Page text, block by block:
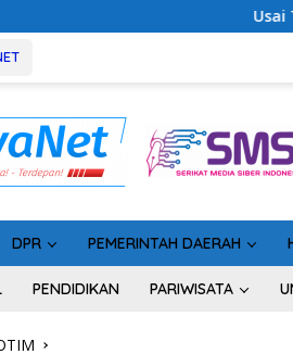
Usai Tahan 5 Komisioner KPU
DPR PEMERINTAH DAERAH
PENDIDIKAN PARIWISATA